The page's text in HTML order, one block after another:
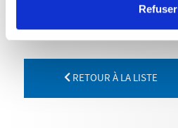
Refuser
RETOUR À LA LISTE